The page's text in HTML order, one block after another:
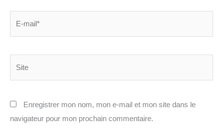
Enregistrer mon nom, mon e-mail et mon site dans le
navigateur pour mon prochain commentaire.